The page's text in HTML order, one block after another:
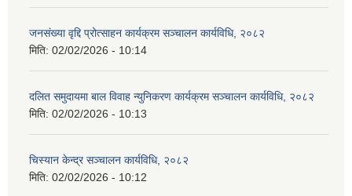
जनसंख्या वृद्दि प्रोत्साहन कार्यक्रम सञ्‍चालन कार्यविधि, २०८२
मिति: 02/02/2026 - 10:14
दलित समुदायमा बाल विवाह न्युनिकरण कार्यक्रम सञ्‍चालन कार्यविधि, २०८२
मिति: 02/02/2026 - 10:13
चिस्यान केन्द्र सञ्‍चालन कार्यविधि, २०८२
मिति: 02/02/2026 - 10:12